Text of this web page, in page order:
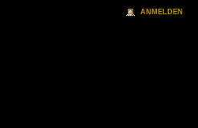
ANMELDEN